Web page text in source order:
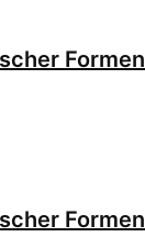
Formen
Formen